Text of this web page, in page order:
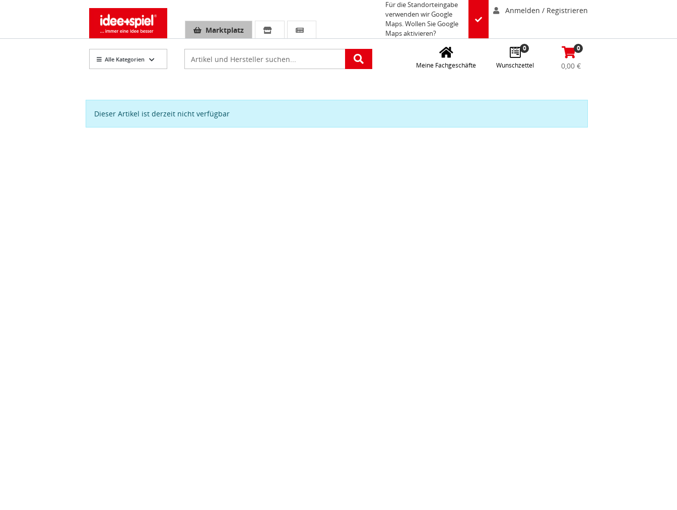
Marktplatz
Für die Standorteingabe
verwenden wir Google
Maps. Wollen Sie Google
Maps aktivieren?
Anmelden / Registrieren
Alle Kategorien
Meine Fachgeschäfte
0
Wunschzettel
0
0,00 €
Dieser Artikel ist derzeit nicht verfügbar